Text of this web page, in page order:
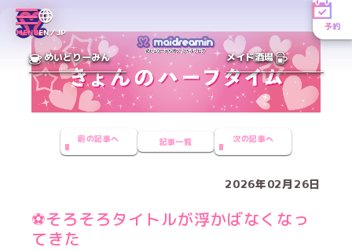
MENUEN／JP
予約
めいどりーみん メイド酒場
前の記事へ 記事一覧 次の記事へ
2026年02月26日
⚽️そろそろタイトルが浮かばなくなっ
てきた